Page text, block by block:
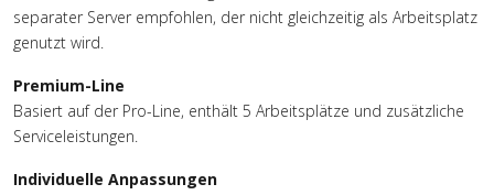
separater Server empfohlen, der nicht gleichzeitig als Arbeitsplatz
genutzt wird.
Premium-Line
Basiert auf der Pro-Line, enthält 5 Arbeitsplätze und zusätzliche
Serviceleistungen.
Individuelle Anpassungen